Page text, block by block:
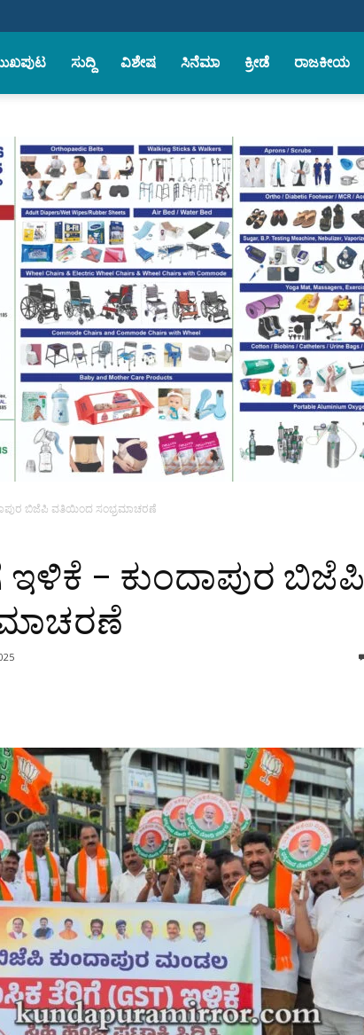
ಸುದ್ದಿ ವಿಶೇಷ ಸಿನೆಮಾ ಕ್ರೀಡೆ ರಾಜಕೀಯ
ಬಿಜೆಪಿ ವತಿಯಿಂದ ಸಂಭ್ರಮಾಚರಣೆ
ಇಳಿಕೆ – ಕುಂದಾಪುರ ಬಿಜೆಪಿ